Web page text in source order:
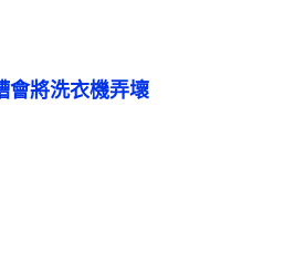
會將洗衣機弄壞